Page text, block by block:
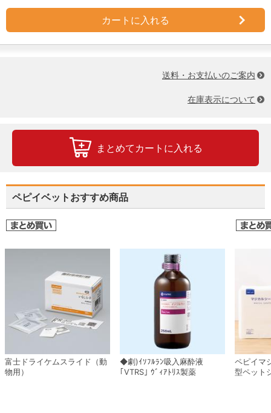
カートに入れる
送料・お支払いのご案内
在庫表示について
まとめてカートに入れる
ペピイベットおすすめ商品
富士ドライケムスライド（動
物用）
◆劇)ｲｿﾌﾙﾗﾝ吸入麻酔液
｢VTRS｣ ｳﾞｨｱﾄﾘｽ製薬
ペピイマ
型ペット